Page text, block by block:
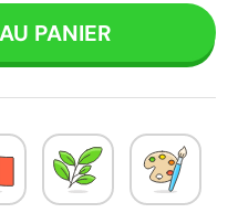
PANIER